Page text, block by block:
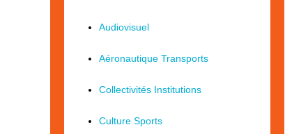
Audiovisuel
Aéronautique Transports
Collectivités Institutions
Culture Sports